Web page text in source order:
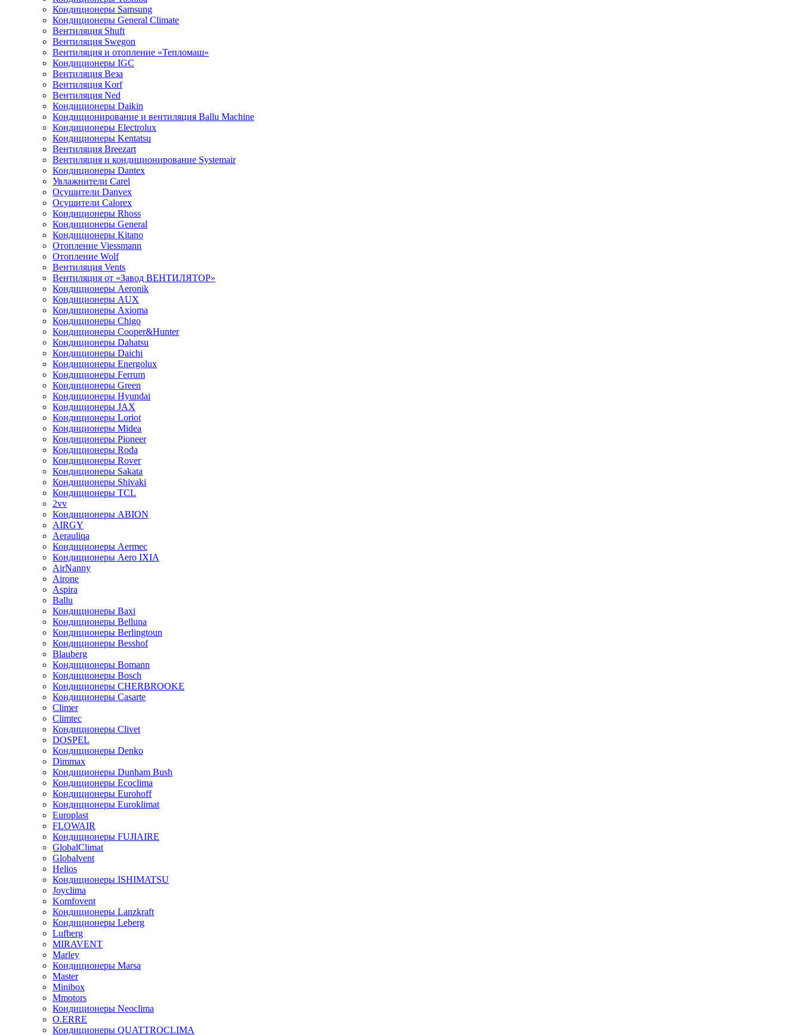
Кондиционеры Samsung
Кондиционеры General Climate
Вентиляция Shuft
Вентиляция Swegon
Вентиляция и отопление «Тепломаш»
Кондиционеры IGC
Вентиляция Веза
Вентиляция Korf
Вентиляция Ned
Кондиционеры Daikin
Кондиционирование и вентиляция Ballu Machine
Кондиционеры Electrolux
Кондиционеры Kentatsu
Вентиляция Breezart
Вентиляция и кондиционирование Systemair
Кондиционеры Dantex
Увлажнители Carel
Осушители Danvex
Осушители Calorex
Кондиционеры Rhoss
Кондиционеры General
Кондиционеры Kitano
Отопление Viessmann
Отопление Wolf
Вентиляция Vents
Вентиляция от «Завод ВЕНТИЛЯТОР»
Кондиционеры Aeronik
Кондиционеры AUX
Кондиционеры Axioma
Кондиционеры Chigo
Кондиционеры Cooper&Hunter
Кондиционеры Dahatsu
Кондиционеры Daichi
Кондиционеры Energolux
Кондиционеры Ferrum
Кондиционеры Green
Кондиционеры Hyundai
Кондиционеры JAX
Кондиционеры Loriot
Кондиционеры Midea
Кондиционеры Pioneer
Кондиционеры Roda
Кондиционеры Rover
Кондиционеры Sakata
Кондиционеры Shivaki
Кондиционеры TCL
2vv
Кондиционеры ABION
AIRGY
Aerauliqa
Кондиционеры Aermec
Кондиционеры Aero IXIA
AirNanny
Airone
Aspira
Ballu
Кондиционеры Baxi
Кондиционеры Belluna
Кондиционеры Berlingtoun
Кондиционеры Besshof
Blauberg
Кондиционеры Bomann
Кондиционеры Bosch
Кондиционеры CHERBROOKE
Кондиционеры Casarte
Climer
Climtec
Кондиционеры Clivet
DOSPEL
Кондиционеры Denko
Dimmax
Кондиционеры Dunham Bush
Кондиционеры Ecoclima
Кондиционеры Eurohoff
Кондиционеры Euroklimat
Europlast
FLOWAIR
Кондиционеры FUJIAIRE
GlobalClimat
Globalvent
Helios
Кондиционеры ISHIMATSU
Joyclima
Komfovent
Кондиционеры Lanzkraft
Кондиционеры Leberg
Lufberg
MIRAVENT
Marley
Кондиционеры Marsa
Master
Minibox
Mmotors
Кондиционеры Neoclima
O.ERRE
Кондиционеры QUATTROCLIMA